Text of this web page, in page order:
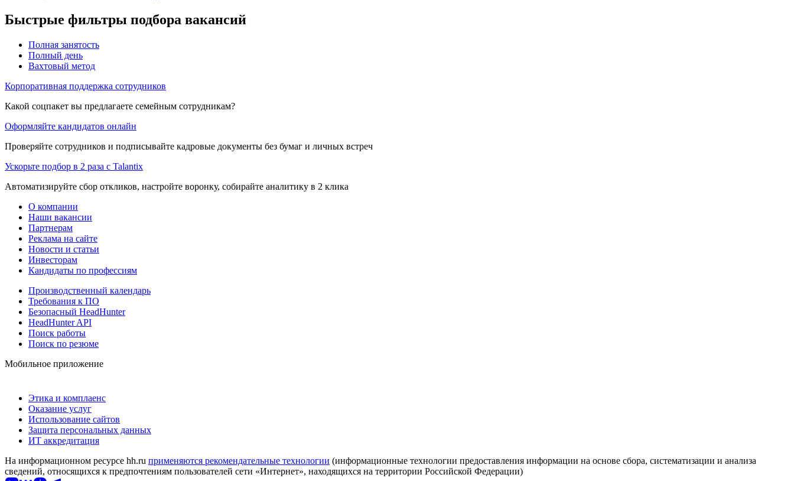
Быстрые фильтры подбора вакансий
Полная занятость
Полный день
Вахтовый метод
Корпоративная поддержка сотрудников
Какой соцпакет вы предлагаете семейным сотрудникам?
Оформляйте кандидатов онлайн
Проверяйте сотрудников и подписывайте кадровые документы без бумаг и личных встреч
Ускорьте подбор в 2 раза с Talantix
Автоматизируйте сбор откликов, настройте воронку, собирайте аналитику в 2 клика
О компании
Наши вакансии
Партнерам
Реклама на сайте
Новости и статьи
Инвесторам
Кандидаты по профессиям
Производственный календарь
Требования к ПО
Безопасный HeadHunter
HeadHunter API
Поиск работы
Поиск по резюме
Мобильное приложение
Этика и комплаенс
Оказание услуг
Использование сайтов
Защита персональных данных
ИТ аккредитация
На информационном ресурсе hh.ru применяются рекомендательные технологии (информационные технологии предоставления информации на основе сбора, систематизации и анализа
сведений, относящихся к предпочтениям пользователей сети «Интернет», находящихся на территории Российской Федерации)